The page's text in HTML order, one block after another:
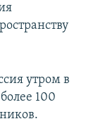
утром в
100